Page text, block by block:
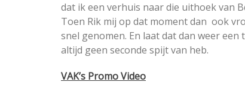
dat ik een verhuis naar die uithoek van
Toen Rik mij op dat moment dan ook
snel genomen. En laat dat dan weer een
altijd geen seconde spijt van heb.
VAK’s Promo Video